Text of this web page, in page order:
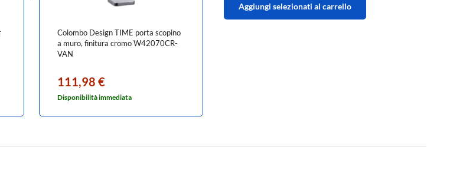
Colombo Design TIME porta scopino
a muro, finitura cromo W42070CR-
VAN
111,98 €
Disponibilità immediata
Aggiungi selezionati al carrello